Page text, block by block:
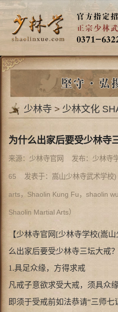
少林寺> 少林文化
为什么出家后要受少林寺
来源：​少林寺官网 发布：少林
65 发表于：嵩山少林寺武术学校
arts，Shaolin Kung Fu，shaolin
Shaolin Martial Arts）
【少林寺官网[少林寺学校(嵩
么出家后要受少林寺三坛大戒？
1.具足众缘，方得求戒
凡戒子意欲求受大戒，须具众
即须于受戒前如法恭请“三师七